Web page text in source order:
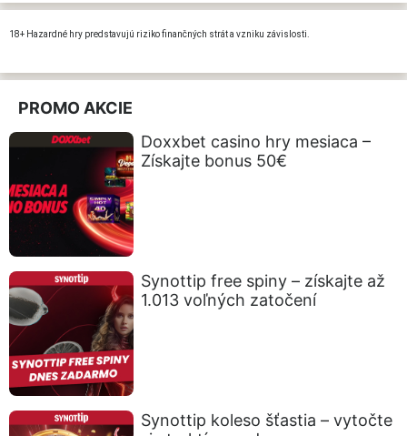
18+ Hazardné hry predstavujú riziko finančných strát a vzniku závislosti.
PROMO AKCIE
Doxxbet casino hry mesiaca –
Získajte bonus 50€
Synottip free spiny – získajte až
1.013 voľných zatočení
Synottip koleso šťastia – vytočte